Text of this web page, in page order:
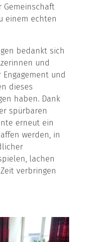
Gemeinschaft
einem echten
bedankt sich
und
und
dieses
haben. Dank
spürbaren
erneut ein
werden, in
lachen
verbringen